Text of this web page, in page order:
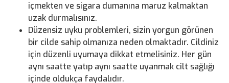
içmekten ve sigara dumanına maruz kalmaktan
uzak durmalısınız.
Düzensiz uyku problemleri, sizin yorgun görünen
bir cilde sahip olmanıza neden olmaktadır. Cildiniz
için düzenli uyumaya dikkat etmelisiniz. Her gün
aynı saatte yatıp aynı saatte uyanmak cilt sağlığı
içinde oldukça faydalıdır.